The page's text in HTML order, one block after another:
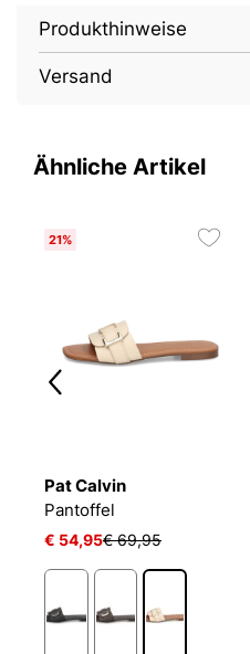
Produkthinweise
Versand
Ähnliche Artikel
21%
Pat Calvin
Pantoffel
€ 54,95€ 69,95